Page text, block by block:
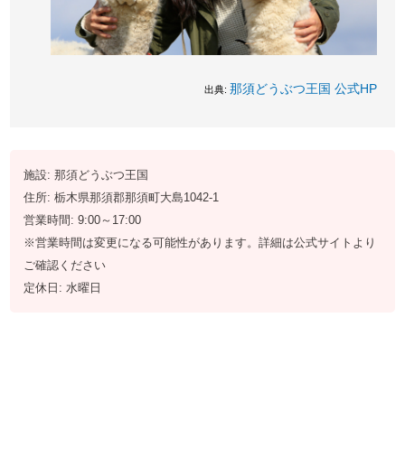
出典: 那須どうぶつ王国 公式HP
施設: 那須どうぶつ王国
住所: 栃木県那須郡那須町大島1042-1
営業時間: 9:00～17:00
※営業時間は変更になる可能性があります。詳細は公式サイトより
ご確認ください
定休日: 水曜日